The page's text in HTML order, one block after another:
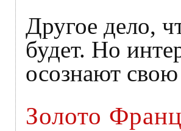
Другое дело,
будет. Но
осознают
Золото